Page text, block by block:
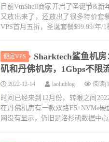
目前VmShell商家开启了圣诞节&
又放出来了，还放出了很多特价套
VPS首月五折，圣诞套餐$99.99/年/1
便宜VPS
Sharktech鲨鱼机
矶和丹佛机房，1Gbps不限
2022-12-14 laoliublog 阅读
时间已经来到12月份，转眼之间
在丹佛机房有一款双路E5+NVMe硬
网没有显示，仍旧是洛杉矶数据中心